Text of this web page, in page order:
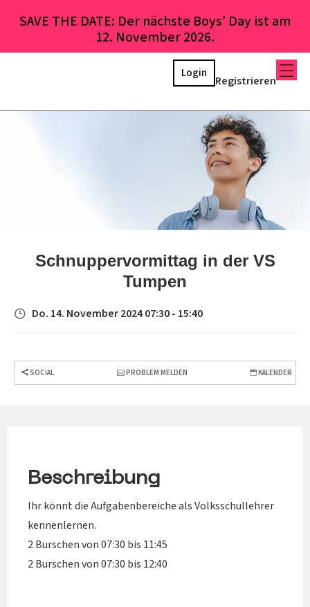
SAVE THE DATE: Der nächste Boys’ Day ist am
12. November 2026.
Registrieren
Login
Schnuppervormittag in der VS
Tumpen
Do. 14. November 2024 07:30 - 15:40
SOCIAL PROBLEM MELDEN KALENDER
Beschreibung
Ihr könnt die Aufgabenbereiche als Volksschullehrer
kennenlernen.
2 Burschen von 07:30 bis 11:45
2 Burschen von 07:30 bis 12:40